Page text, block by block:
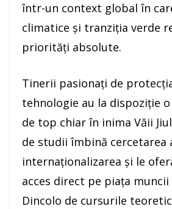
într-un context global în
climatice și tranziția verde
priorități absolute.
Tinerii pasionați de
tehnologie au la dispoziție
de top chiar în inima Văii
de studii îmbină cercetarea
internaționalizarea și le
acces direct pe piața muncii
Dincolo de cursurile